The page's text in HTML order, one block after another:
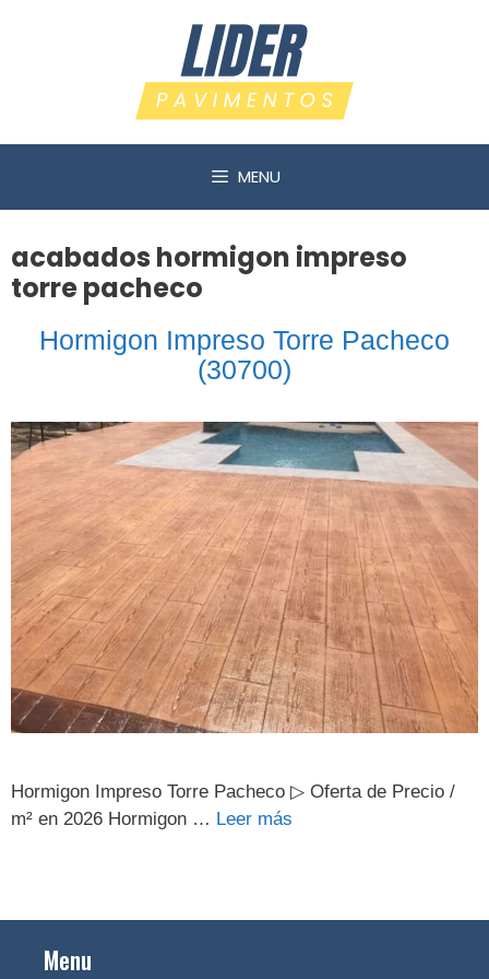
MENU
acabados hormigon impreso
torre pacheco
Hormigon Impreso Torre Pacheco
(30700)
Hormigon Impreso Torre Pacheco ▷ Oferta de Precio /
m² en 2026 Hormigon … Leer más
Menu